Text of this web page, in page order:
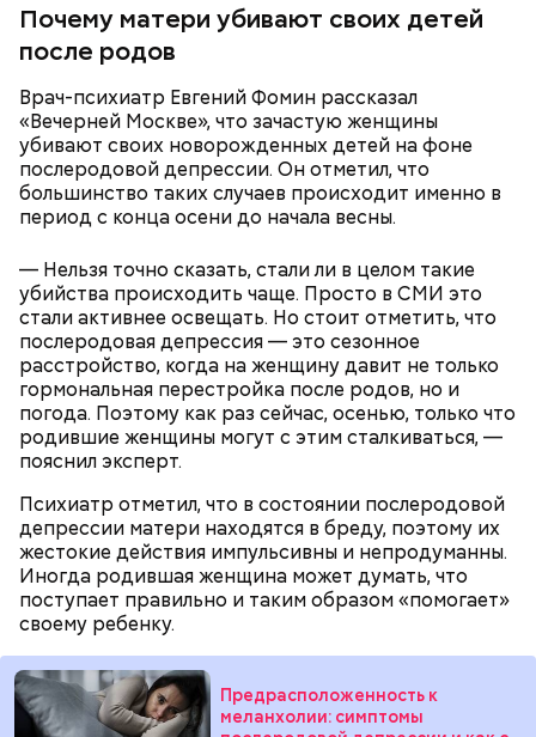
Почему матери убивают своих детей
после родов
Врач-психиатр Евгений Фомин рассказал
«Вечерней Москве», что зачастую женщины
убивают своих новорожденных детей на фоне
послеродовой депрессии. Он отметил, что
большинство таких случаев происходит именно в
период с конца осени до начала весны.
— Нельзя точно сказать, стали ли в целом такие
убийства происходить чаще. Просто в СМИ это
стали активнее освещать. Но стоит отметить, что
послеродовая депрессия — это сезонное
расстройство, когда на женщину давит не только
гормональная перестройка после родов, но и
погода. Поэтому как раз сейчас, осенью, только что
родившие женщины могут с этим сталкиваться, —
пояснил эксперт.
Психиатр отметил, что в состоянии послеродовой
депрессии матери находятся в бреду, поэтому их
жестокие действия импульсивны и непродуманны.
Иногда родившая женщина может думать, что
поступает правильно и таким образом «помогает»
своему ребенку.
Предрасположенность к
меланхолии: симптомы
Кто еще был жертвой Миссюры
Первой жертвой Миссюры была его девушка.
Именно на ней молодой человек впервые испытал
химикаты, купленные в интернет-магазине. 13
коктейль возлюбленной, отчего у нее случился
инсульт. Девушка неделюпровела в коме, а после
выписки из больницы узнала, что Миссюра
оформил на нее несколько кредитов.
Как идет расследование
Вскоре в качестве главного подозреваемого в
убийстве спортсмена арестовали его 18-летнего
знакомого Надырхана Кадирханова. На допросе он
признал вину и показал следователям, как именно
которого застрелил Мутаева.
допросе.